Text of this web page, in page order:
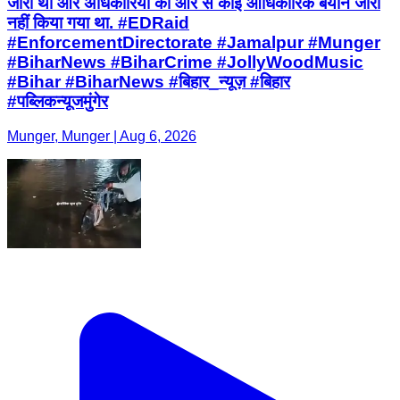
नहीं किया गया था. #EDRaid
#EnforcementDirectorate #Jamalpur #Munger
#BiharNews #BiharCrime #JollyWoodMusic
#Bihar #BiharNews #बिहार_न्यूज़ #बिहार
#पब्लिकन्यूजमुंगेर
Munger, Munger | Aug 6, 2026